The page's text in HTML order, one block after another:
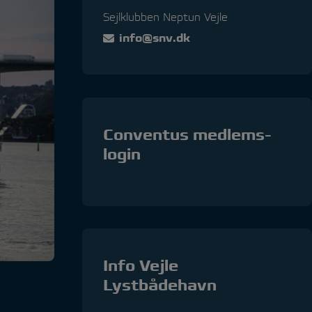
Sejlklubben Neptun Vejle
info@snv.dk
Conventus medlems-
login
Info Vejle
Lystbådehavn